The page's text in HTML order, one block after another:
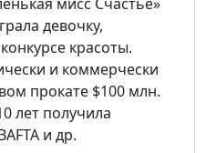
девочку,
красоты.
и коммерчески
прокате $100 млн.
лет получила
и др.